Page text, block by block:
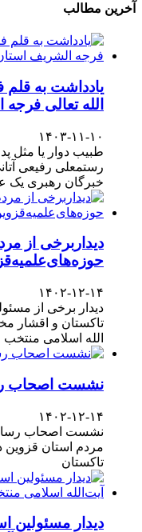
آخرین مطالب
یادداشت به
الله تعالی
۱۴۰۳-۱۱-۱۰
طبیب دوار یا مثل
رستمعلی رفیعی
خبرگان رهبری یک
دیداربرخی از
۱۴۰۲-۱۲-۱۴
دیدار برخی از
تاکستان و اقشار
الله اسلامی
نشست اصحاب
۱۴۰۲-۱۲-۱۴
نشست اصحاب رسانه
مردم استان
تاکستان
دیدار مسئولین